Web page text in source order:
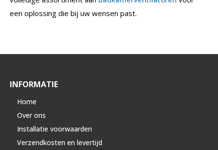
een oplossing die bij uw wensen past.
INFORMATIE
Home
Over ons
Installatie voorwaarden
Verzendkosten en levertijd